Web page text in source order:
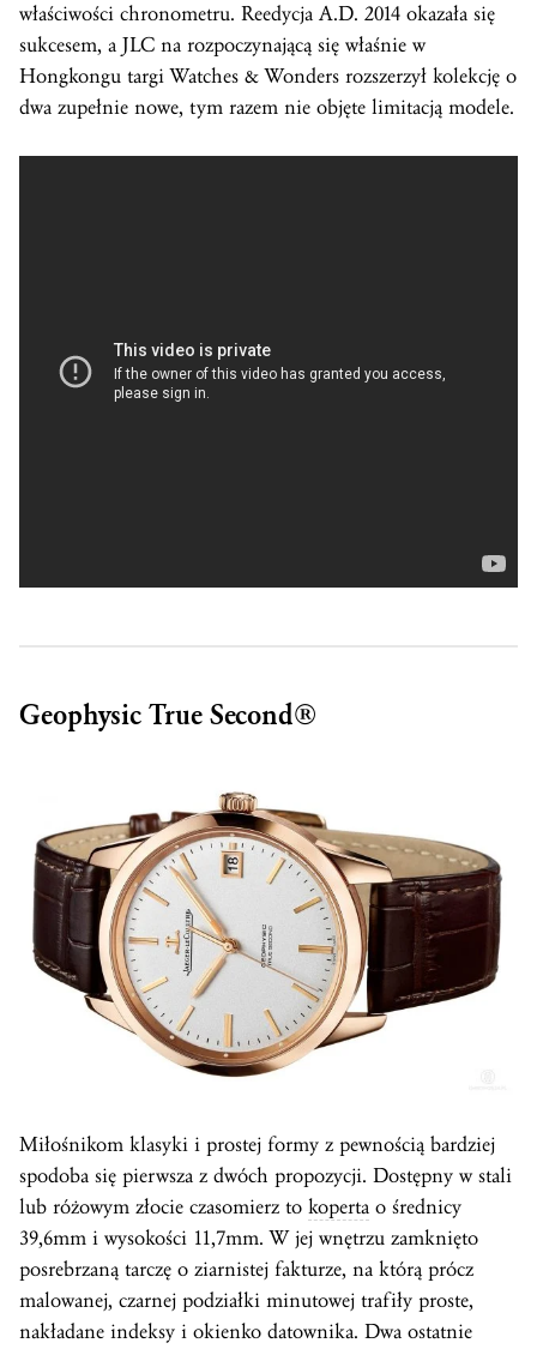
właściwości chronometru. Reedycja A.D. 2014 okazała się
sukcesem, a JLC na rozpoczynającą się właśnie w
Hongkongu targi Watches & Wonders rozszerzył kolekcję o
dwa zupełnie nowe, tym razem nie objęte limitacją modele.
Geophysic True Second®
Miłośnikom klasyki i prostej formy z pewnością bardziej
spodoba się pierwsza z dwóch propozycji. Dostępny w stali
lub różowym złocie czasomierz to koperta o średnicy
39,6mm i wysokości 11,7mm. W jej wnętrzu zamknięto
posrebrzaną tarczę o ziarnistej fakturze, na którą prócz
malowanej, czarnej podziałki minutowej trafiły proste,
nakładane indeksy i okienko datownika. Dwa ostatnie